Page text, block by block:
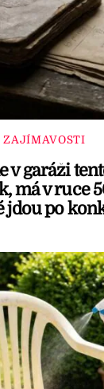
ZAJÍMAVOSTI
v garáži
má v ruce
jdou po